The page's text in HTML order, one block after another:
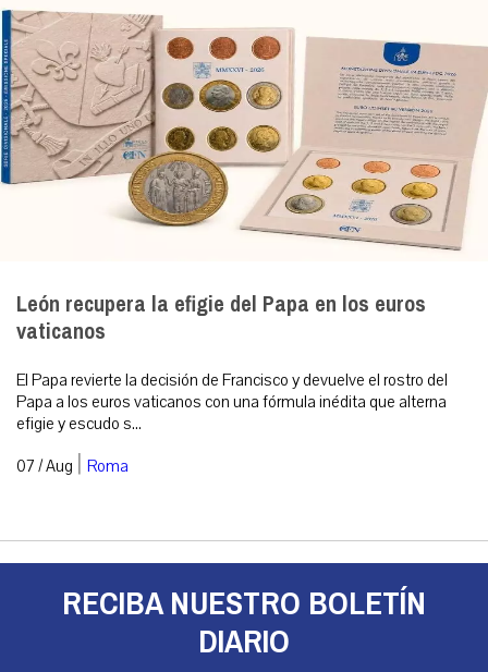
León recupera la efigie del Papa en los euros
vaticanos
El Papa revierte la decisión de Francisco y devuelve el rostro del
Papa a los euros vaticanos con una fórmula inédita que alterna
efigie y escudo s...
07 / Aug | Roma
RECIBA NUESTRO BOLETÍN
DIARIO